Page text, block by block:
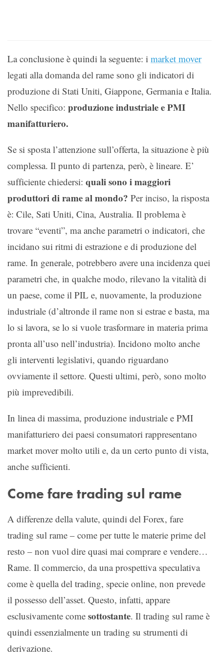
La conclusione è quindi la seguente: i market mover
legati alla domanda del rame sono gli indicatori di
produzione di Stati Uniti, Giappone, Germania e Italia.
Nello specifico: produzione industriale e PMI
manifatturiero.
Se si sposta l’attenzione sull’offerta, la situazione è più
complessa. Il punto di partenza, però, è lineare. E’
sufficiente chiedersi: quali sono i maggiori
produttori di rame al mondo? Per inciso, la risposta
è: Cile, Sati Uniti, Cina, Australia. Il problema è
trovare “eventi”, ma anche parametri o indicatori, che
incidano sui ritmi di estrazione e di produzione del
rame. In generale, potrebbero avere una incidenza quei
parametri che, in qualche modo, rilevano la vitalità di
un paese, come il PIL e, nuovamente, la produzione
industriale (d’altronde il rame non si estrae e basta, ma
lo si lavora, se lo si vuole trasformare in materia prima
pronta all’uso nell’industria). Incidono molto anche
gli interventi legislativi, quando riguardano
ovviamente il settore. Questi ultimi, però, sono molto
più imprevedibili.
In linea di massima, produzione industriale e PMI
manifatturiero dei paesi consumatori rappresentano
market mover molto utili e, da un certo punto di vista,
anche sufficienti.
Come fare trading sul rame
A differenze della valute, quindi del Forex, fare
trading sul rame – come per tutte le materie prime del
resto – non vuol dire quasi mai comprare e vendere…
Rame. Il commercio, da una prospettiva speculativa
come è quella del trading, specie online, non prevede
il possesso dell’asset. Questo, infatti, appare
esclusivamente come sottostante. Il trading sul rame è
quindi essenzialmente un trading su strumenti di
derivazione.